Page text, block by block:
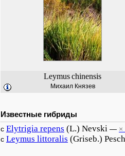
Leymuschinensis
Михаил Князев
Известные гибриды
с Elytrigia repens (L.) Nevski — ×
с Leymus littoralis (Griseb.)